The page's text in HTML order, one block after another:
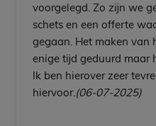
voorgelegd. Zo zijn we
schets en een offerte
gegaan. Het maken van
enige tijd geduurd maar
Ik ben hierover zeer
hiervoor.(06-07-2025)